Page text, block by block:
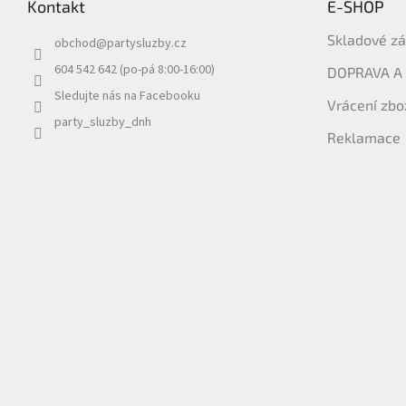
Kontakt
obchod@partysluzby.cz
604 542 642 (po-pá 8:00-16:00)
Sledujte nás na Facebooku
party_sluzby_dnh
E-SHOP
Skladové
DOPRAVA
Vrácení
Reklamace